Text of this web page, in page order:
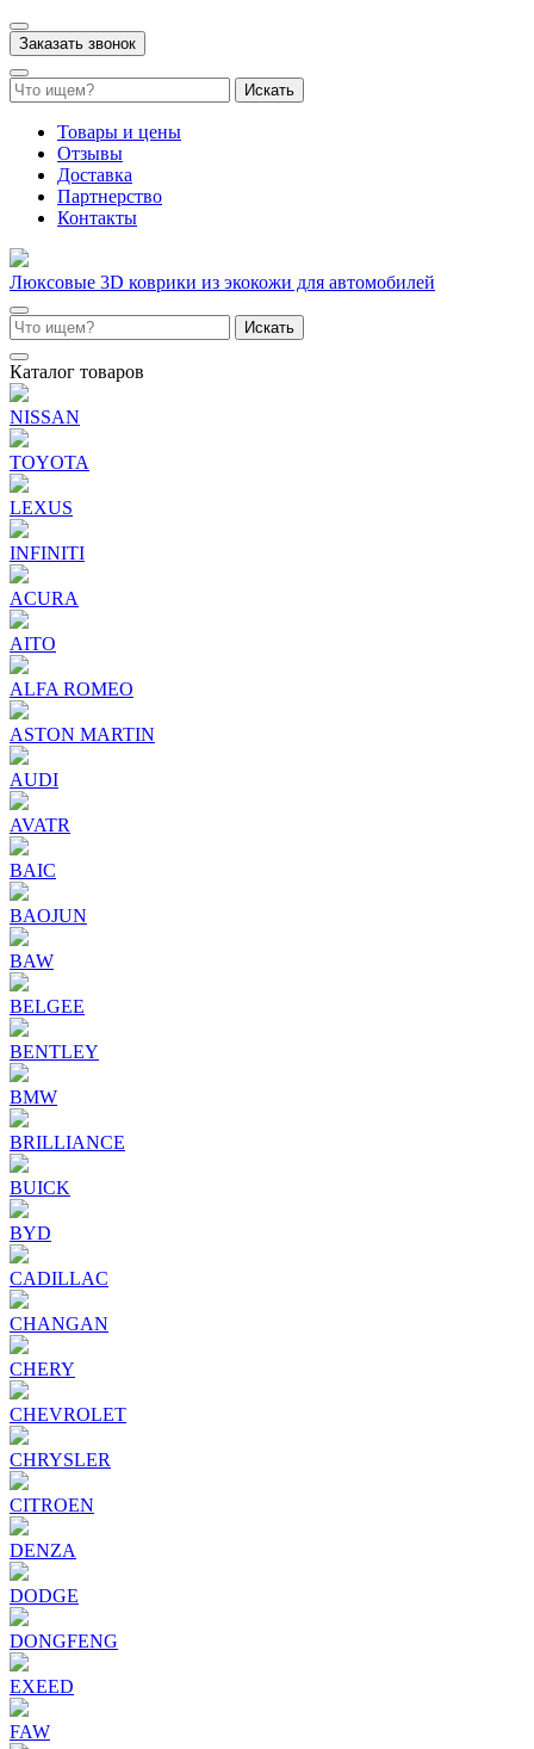
Заказать звонок
Искать
Товары и цены
Отзывы
Доставка
Партнерство
Контакты
Люксовые 3D коврики из экокожи для автомобилей
Искать
Каталог товаров
NISSAN
TOYOTA
LEXUS
INFINITI
ACURA
AITO
ALFA ROMEO
ASTON MARTIN
AUDI
AVATR
BAIC
BAOJUN
BAW
BELGEE
BENTLEY
BMW
BRILLIANCE
BUICK
BYD
CADILLAC
CHANGAN
CHERY
CHEVROLET
CHRYSLER
CITROEN
DENZA
DODGE
DONGFENG
EXEED
FAW